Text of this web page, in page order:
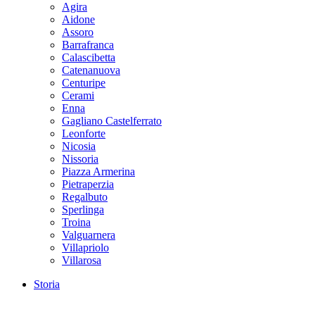
Agira
Aidone
Assoro
Barrafranca
Calascibetta
Catenanuova
Centuripe
Cerami
Enna
Gagliano Castelferrato
Leonforte
Nicosia
Nissoria
Piazza Armerina
Pietraperzia
Regalbuto
Sperlinga
Troina
Valguarnera
Villapriolo
Villarosa
Storia